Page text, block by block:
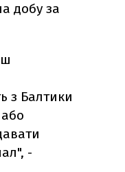
добу за
з Балтики
-